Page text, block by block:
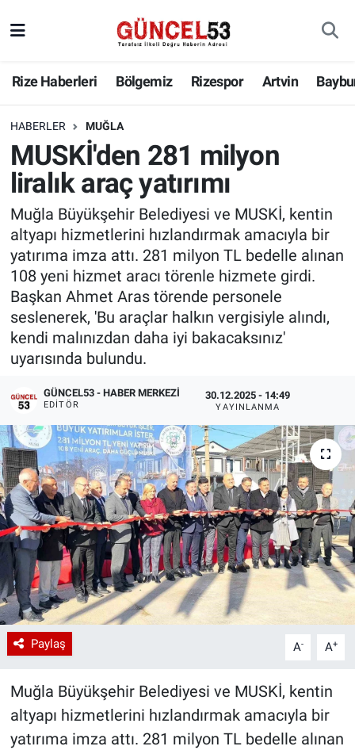
Rize Haberleri Bölgemiz Rizespor Artvin
HABERLER MUĞLA
MUSKİ'den 281 milyon
liralık araç yatırımı
Muğla Büyükşehir Belediyesi ve MUSKİ, kentin
altyapı hizmetlerini hızlandırmak amacıyla bir
yatırıma imza attı. 281 milyon TL bedelle alınan
108 yeni hizmet aracı törenle hizmete girdi.
Başkan Ahmet Aras törende personele
seslenerek, 'Bu araçlar halkın vergisiyle alındı,
kendi malınızdan daha iyi bakacaksınız'
uyarısında bulundu.
GÜNCEL53 - HABER MERKEZI
EDITÖR
30.12.2025 - 14:49
YAYINLANMA
Paylaş A- A+
Muğla Büyükşehir Belediyesi ve MUSKİ, kentin
altyapı hizmetlerini hızlandırmak amacıyla bir
yatırıma imza attı. 281 milyon TL bedelle alınan